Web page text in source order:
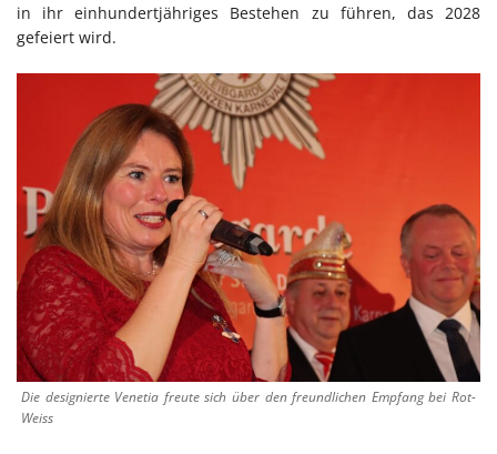
in ihr einhundertjähriges Bestehen zu führen, das 2028
gefeiert wird.
Die designierte Venetia freute sich über den freundlichen Empfang bei Rot-
Weiss